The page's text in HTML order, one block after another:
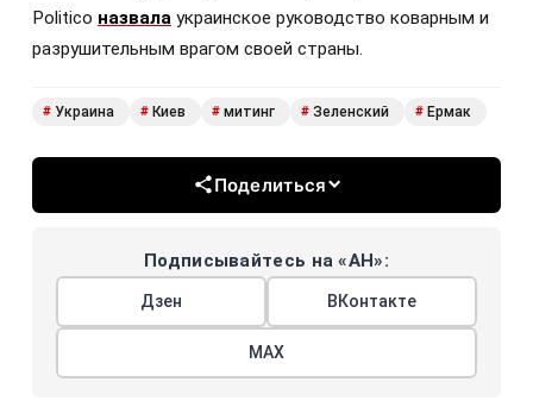
Politico назвала украинское руководство коварным и
разрушительным врагом своей страны.
# Украина # Киев # митинг # Зеленский # Ермак
Поделиться
Подписывайтесь на «АН»:
Дзен ВКонтакте
МАХ